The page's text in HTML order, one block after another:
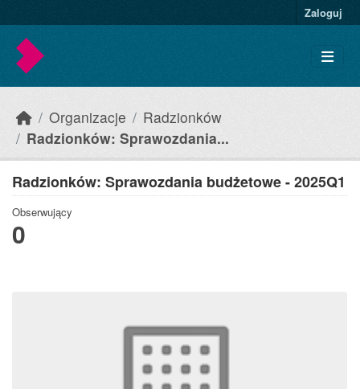
Zaloguj
Organizacje
Radzionków
Radzionków: Sprawozdania...
Radzionków: Sprawozdania budżetowe - 2025Q1
Obserwujący
0